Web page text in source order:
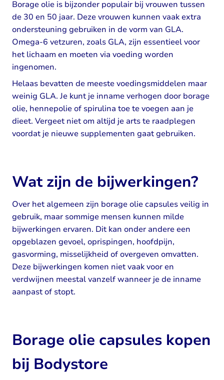
Borage olie is bijzonder populair bij vrouwen tussen
de 30 en 50 jaar. Deze vrouwen kunnen vaak extra
ondersteuning gebruiken in de vorm van GLA.
Omega-6 vetzuren, zoals GLA, zijn essentieel voor
het lichaam en moeten via voeding worden
ingenomen.
Helaas bevatten de meeste voedingsmiddelen maar
weinig GLA. Je kunt je inname verhogen door borage
olie, hennepolie of spirulina toe te voegen aan je
dieet. Vergeet niet om altijd je arts te raadplegen
voordat je nieuwe supplementen gaat gebruiken.
Wat zijn de bijwerkingen?
Over het algemeen zijn borage olie capsules veilig in
gebruik, maar sommige mensen kunnen milde
bijwerkingen ervaren. Dit kan onder andere een
opgeblazen gevoel, oprispingen, hoofdpijn,
gasvorming, misselijkheid of overgeven omvatten.
Deze bijwerkingen komen niet vaak voor en
verdwijnen meestal vanzelf wanneer je de inname
aanpast of stopt.
Borage olie capsules kopen
bij Bodystore